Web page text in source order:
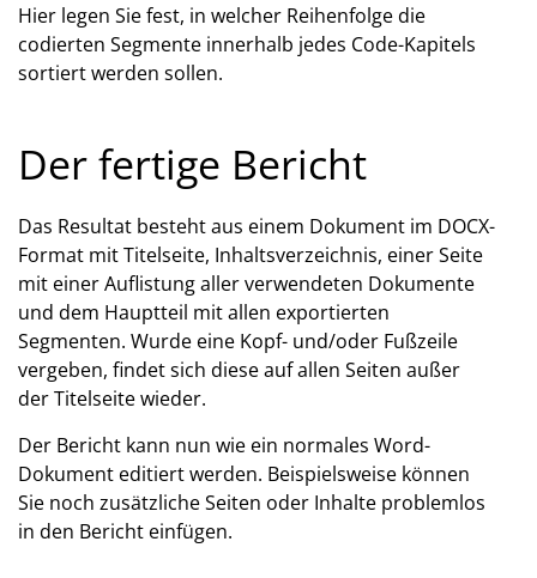
Hier legen Sie fest, in welcher Reihenfolge die
codierten Segmente innerhalb jedes Code-Kapitels
sortiert werden sollen.
Der fertige Bericht
Das Resultat besteht aus einem Dokument im DOCX-
Format mit Titelseite, Inhaltsverzeichnis, einer Seite
mit einer Auflistung aller verwendeten Dokumente
und dem Hauptteil mit allen exportierten
Segmenten. Wurde eine Kopf- und/oder Fußzeile
vergeben, findet sich diese auf allen Seiten außer
der Titelseite wieder.
Der Bericht kann nun wie ein normales Word-
Dokument editiert werden. Beispielsweise können
Sie noch zusätzliche Seiten oder Inhalte problemlos
in den Bericht einfügen.